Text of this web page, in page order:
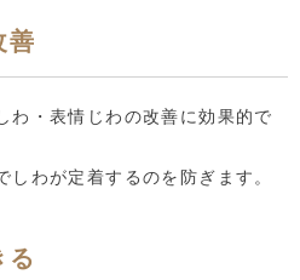
善
わ・表情じわの改善に効果的で
わが定着するのを防ぎます。
る